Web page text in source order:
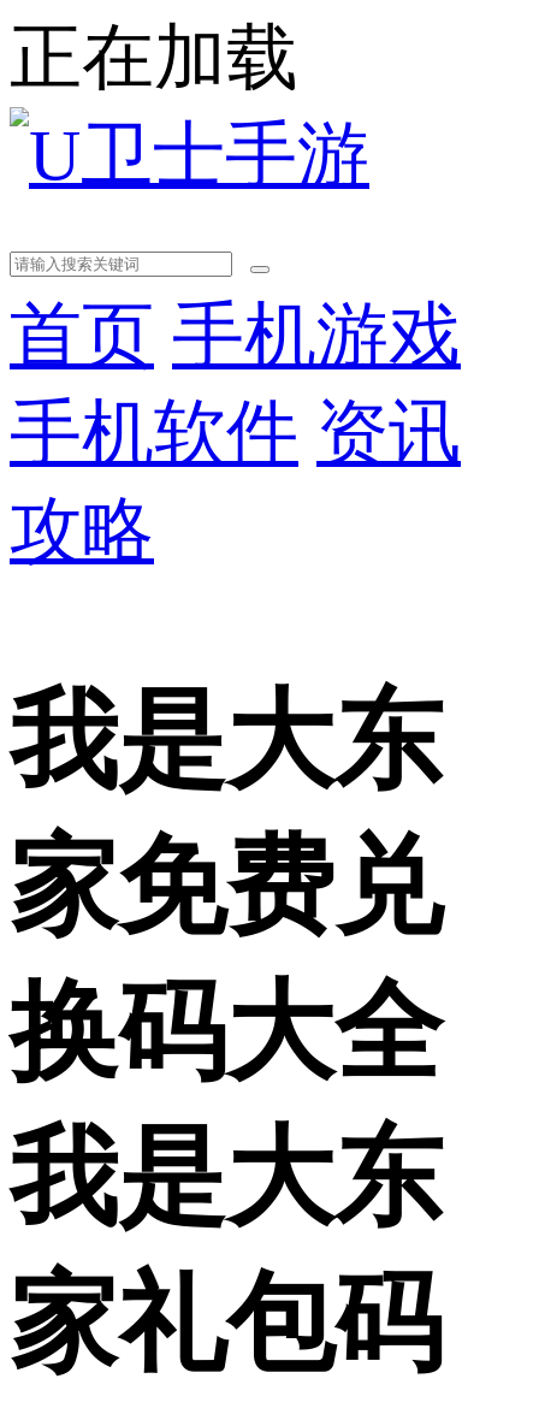
正在加载
首页 手机游戏
手机软件 资讯
攻略
我是大东
家免费兑
换码大全
我是大东
家礼包码